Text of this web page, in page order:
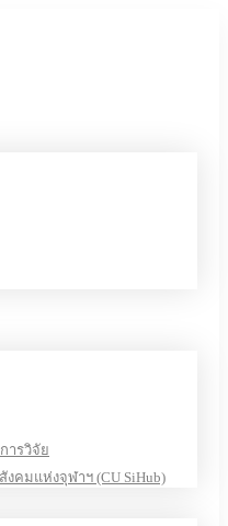
ารวิจัย
คมแห่งจุฬาฯ (CU SiHub)